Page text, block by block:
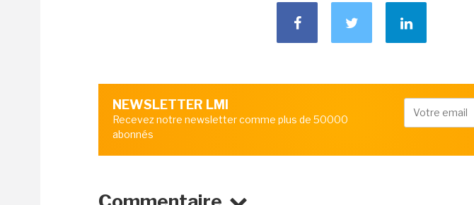
NEWSLETTER LMI
Recevez notre newsletter comme plus de 50000
abonnés